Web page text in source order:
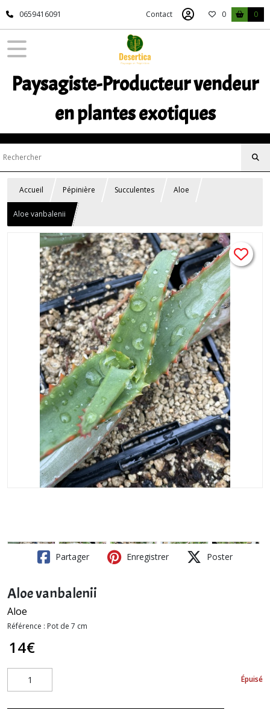
0659416091 Contact 0 0
Paysagiste-Producteur vendeur
en plantes exotiques
Accueil Pépinière Succulentes Aloe
Aloe vanbalenii
Partager Enregistrer Poster
Aloe vanbalenii
Aloe
Référence : Pot de 7 cm
14€
Épuisé